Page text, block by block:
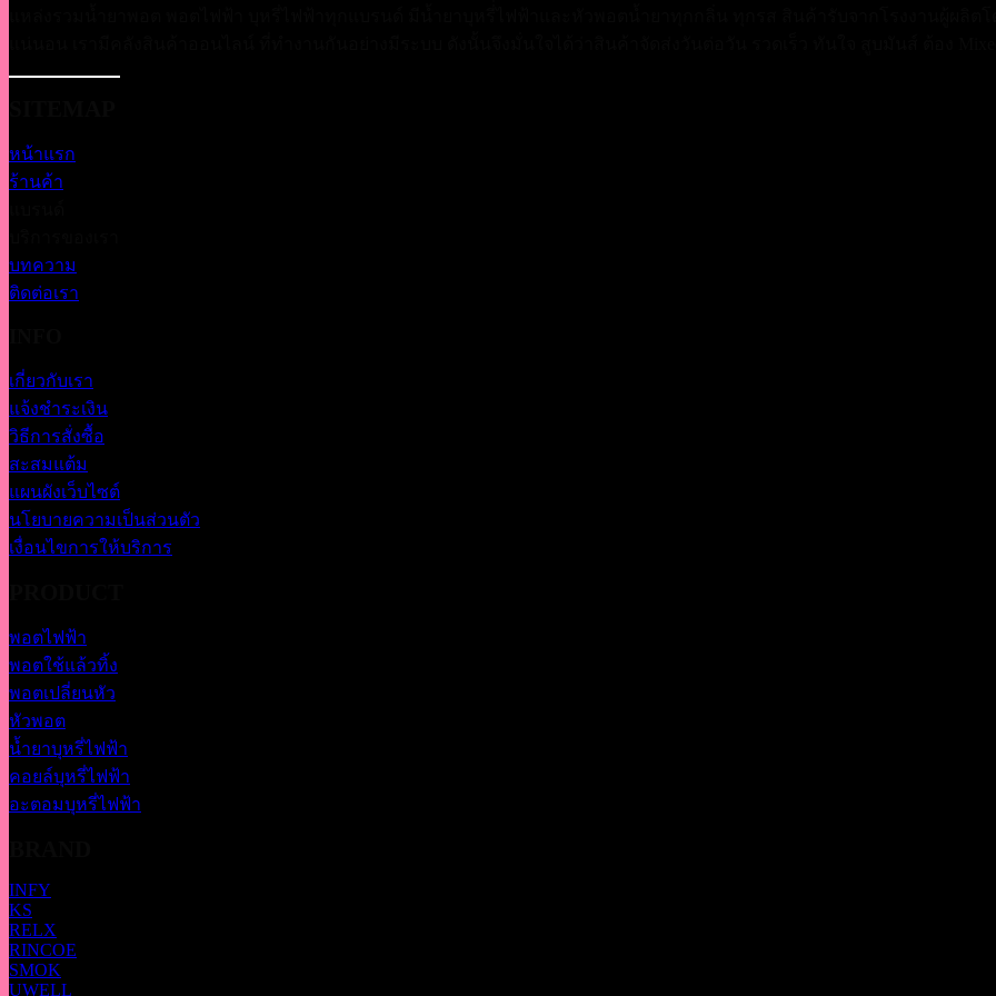
หน้าแรก
ร้านค้า
บทความ
ติดต่อเรา
เกี่ยวกับเรา
แจ้งชำระเงิน
วิธีการสั่งซื้อ
สะสมแต้ม
แผนผังเว็บไซต์
นโยบายความเป็นส่วนตัว
เงื่อนไขการให้บริการ
พอตไฟฟ้า
พอตใช้แล้วทิ้ง
พอตเปลี่ยนหัว
หัวพอต
น้ำยาบุหรี่ไฟฟ้า
คอยล์บุหรี่ไฟฟ้า
อะตอมบุหรี่ไฟฟ้า
INFY
KS
RELX
RINCOE
SMOK
UWELL